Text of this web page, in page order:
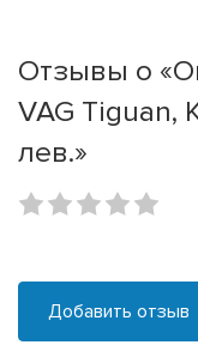
Отзывы о
VAG Tiguan,
лев.»
Добавить отзыв